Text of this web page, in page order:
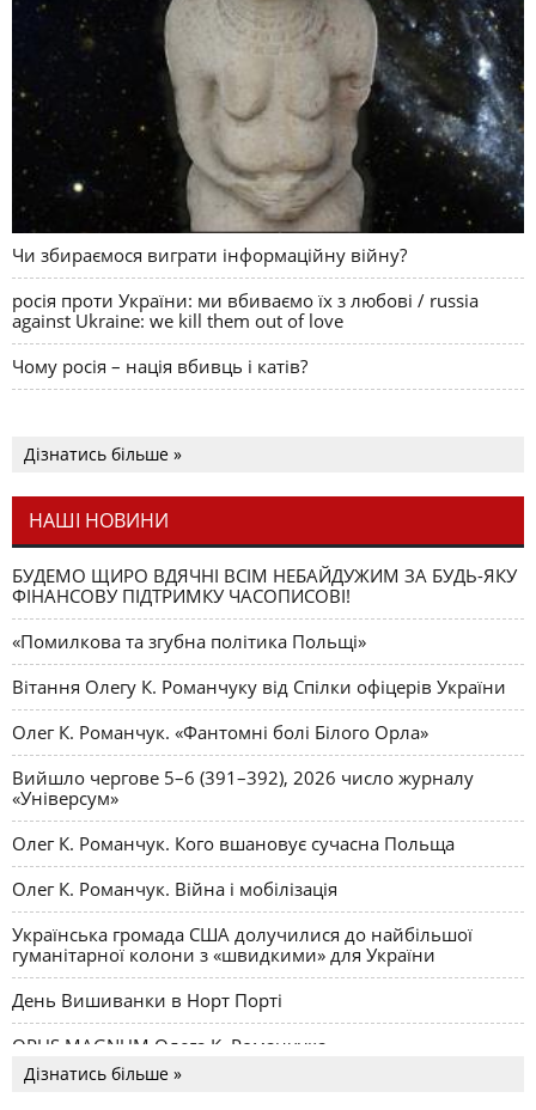
Чи збираємося виграти інформаційну війну?
росія проти України: ми вбиваємо їх з любові / russia
against Ukraine: we kill them out of love
Чому росія – нація вбивць і катів?
Дізнатись більше »
НАШІ НОВИНИ
БУДЕМО ЩИРО ВДЯЧНІ ВСІМ НЕБАЙДУЖИМ ЗА БУДЬ-ЯКУ
ФІНАНСОВУ ПІДТРИМКУ ЧАСОПИСОВІ!
«Помилкова та згубна політика Польщі»
Вітання Олегу К. Романчуку від Спілки офіцерів України
Олег К. Романчук. «Фантомні болі Білого Орла»
Вийшло чергове 5–6 (391–392), 2026 число журналу
«Універсум»
Олег К. Романчук. Кого вшановує сучасна Польща
Олег К. Романчук. Війна і мобілізація
Українська громада США долучилися до найбільшої
гуманітарної колони з «швидкими» для України
День Вишиванки в Норт Порті
OPUS MAGNUM Олега К. Романчука
Дізнатись більше »